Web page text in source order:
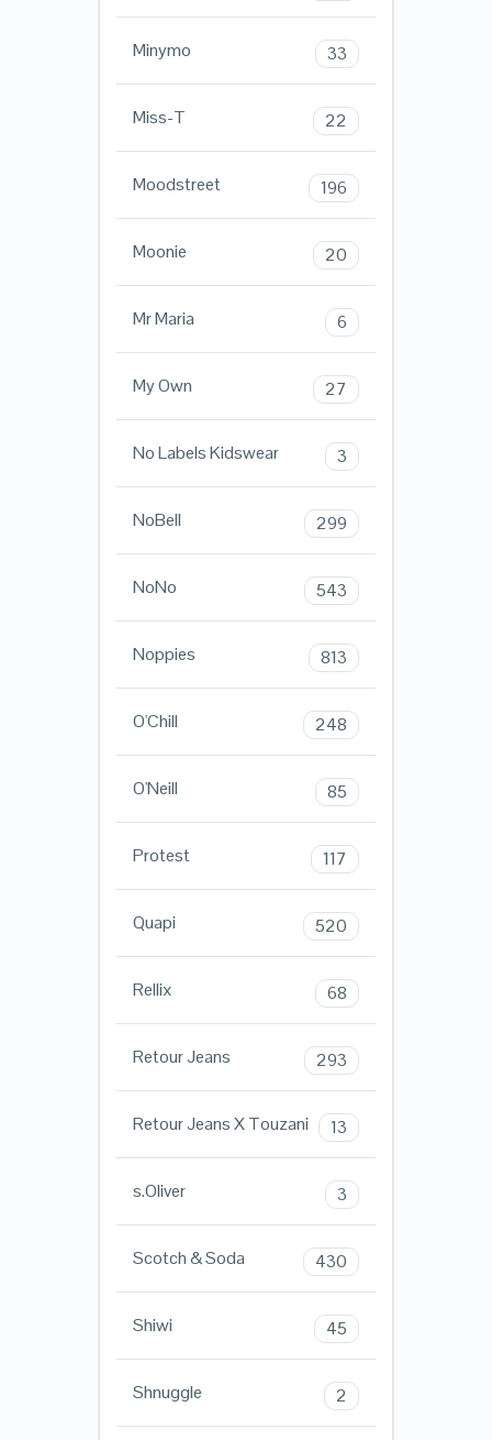
Minymo 33
Miss-T 22
Moodstreet 196
Moonie 20
Mr Maria 6
My Own 27
No Labels Kidswear 3
NoBell 299
NoNo 543
Noppies 813
O'Chill 248
O'Neill 85
Protest 117
Quapi 520
Rellix 68
Retour Jeans 293
Retour Jeans X Touzani 13
s.Oliver 3
Scotch & Soda 430
Shiwi 45
Shnuggle 2